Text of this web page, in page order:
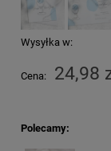
Wysyłka w:
Cena: 24,98
Polecamy: